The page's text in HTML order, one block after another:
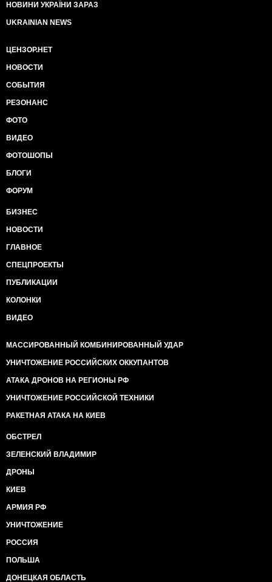
НОВИНИ УКРАЇНИ ЗАРАЗ
UKRAINIAN NEWS
ЦЕНЗОР.НЕТ
НОВОСТИ
СОБЫТИЯ
РЕЗОНАНС
ФОТО
ВИДЕО
ФОТОШОПЫ
БЛОГИ
ФОРУМ
БИЗНЕС
НОВОСТИ
ГЛАВНОЕ
СПЕЦПРОЕКТЫ
ПУБЛИКАЦИИ
КОЛОНКИ
ВИДЕО
МАССИРОВАННЫЙ КОМБИНИРОВАННЫЙ УДАР
УНИЧТОЖЕНИЕ РОССИЙСКИХ ОККУПАНТОВ
АТАКА ДРОНОВ НА РЕГИОНЫ РФ
УНИЧТОЖЕНИЕ РОССИЙСКОЙ ТЕХНИКИ
РАКЕТНАЯ АТАКА НА КИЕВ
ОБСТРЕЛ
ЗЕЛЕНСКИЙ ВЛАДИМИР
ДРОНЫ
КИЕВ
АРМИЯ РФ
УНИЧТОЖЕНИЕ
РОССИЯ
ПОЛЬША
ДОНЕЦКАЯ ОБЛАСТЬ